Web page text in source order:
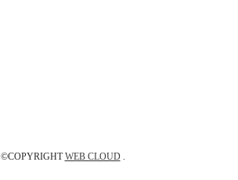
©COPYRIGHTWEB CLOUD.